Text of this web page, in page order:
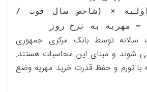
× (شاخص سال فوت /
= مهریه به نرخ روز
توسط بانک مرکزی جمهوری
می شوند و مبنای این محاسبات هستند.
با تورم و حفظ قدرت خرید مهریه وضع